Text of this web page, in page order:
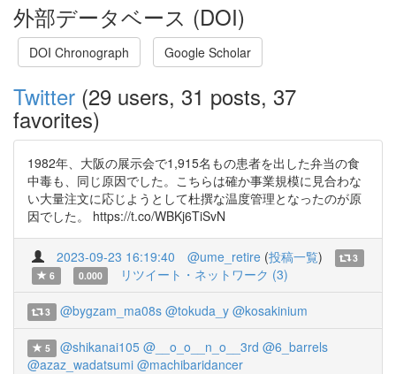
外部データベース (DOI)
DOI Chronograph Google Scholar
Twitter (29 users, 31 posts, 37
favorites)
1982年、大阪の展示会で1,915名もの患者を出した弁当の食
中毒も、同じ原因でした。こちらは確か事業規模に見合わな
い大量注文に応じようとして杜撰な温度管理となったのが原
因でした。 https://t.co/WBKj6TiSvN
2023-09-23 16:19:40 @ume_retire (投稿一覧)
3
6
0.000 リツイート・ネットワーク (3)
3 @bygzam_ma08s @tokuda_y @kosakinium
5 @shikanai105 @__o_o__n_o__3rd @6_barrels
@azaz_wadatsumi @machibaridancer